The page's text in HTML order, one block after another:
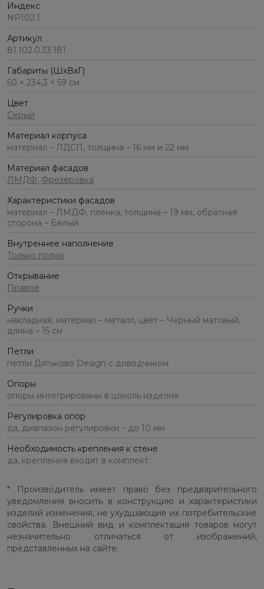
Индекс
NP102.1
Артикул
81.102.0.33.181
Габариты (ШхВхГ)
50 × 234,3 × 59 см
Цвет
Серый
Материал корпуса
материал – ЛДСП, толщина – 16 мм и 22 мм
Материал фасадов
ЛМДФ, Фрезеровка
Характеристики фасадов
материал – ЛМДФ, пленка, толщина – 19 мм, обратная
сторона – Белый
Внутреннее наполнение
Только полки
Открывание
Правое
Ручки
накладная, материал – металл, цвет – Черный матовый,
длина – 15 см
Петли
петли Дятьково Design с доводчиком
Опоры
опоры интегрированы в цоколь изделия
Регулировка опор
да, диапазон регулировки – до 10 мм
Необходимость крепления к стене
да, крепления входят в комплект
* Производитель имеет право без предварительного
уведомления вносить в конструкцию и характеристики
изделий изменения, не ухудшающие их потребительские
свойства. Внешний вид и комплектация товаров могут
незначительно отличаться от изображений,
представленных на сайте.